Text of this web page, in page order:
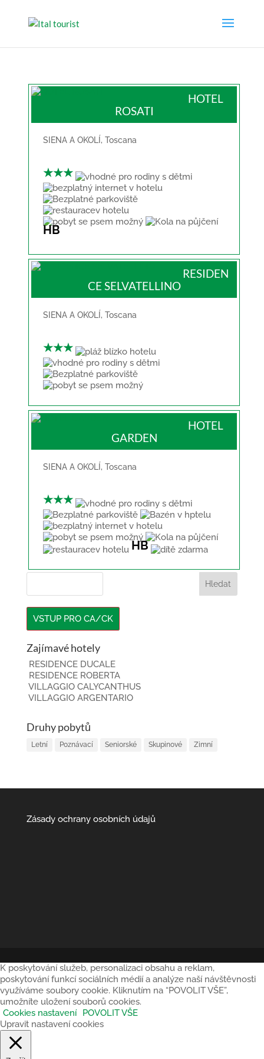
HOTEL
ROSATI
SIENA A OKOLÍ , Toscana
★★★
HB
RESIDEN
CE SELVATELLINO
SIENA A OKOLÍ , Toscana
★★★
HOTEL
GARDEN
SIENA A OKOLÍ , Toscana
★★★
HB
VSTUP PRO CA/CK
Zajímavé hotely
RESIDENCE DUCALE
RESIDENCE ROBERTA
VILLAGGIO CALYCANTHUS
VILLAGGIO ARGENTARIO
Druhy pobytů
Letní Poznávací Seniorské Skupinové Zimní
Zásady ochrany osobních údajů
K poskytování služeb, personalizaci obsahu a reklam,
poskytování funkcí sociálních médií a analýze naší návštěvnosti
využíváme soubory cookie. Kliknutím na “POVOLIT VŠE”,
umožníte uložení souborů cookies.
Cookies nastavení
POVOLIT VŠE
Upravit nastavení cookies